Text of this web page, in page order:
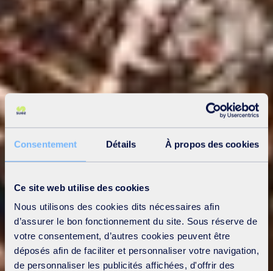
Consentement Détails À propos des cookies
Ce site web utilise des cookies
Nous utilisons des cookies dits nécessaires afin
d’assurer le bon fonctionnement du site. Sous réserve de
votre consentement, d’autres cookies peuvent être
déposés afin de faciliter et personnaliser votre navigation,
de personnaliser les publicités affichées, d'offrir des